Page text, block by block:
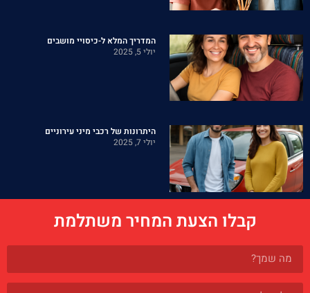
המדריך המלא ל-כיסויי מושבים
יולי 5, 2025
היתרונות של רכבי מיני עירוניים
יולי 7, 2025
קבלו הצעת המחיר משתלמת